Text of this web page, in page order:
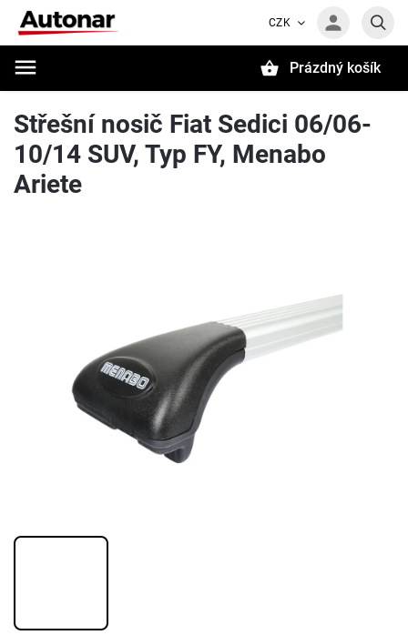
CZK
Prázdný košík
Střešní nosič Fiat Sedici 06/06-
10/14 SUV, Typ FY, Menabo
Ariete